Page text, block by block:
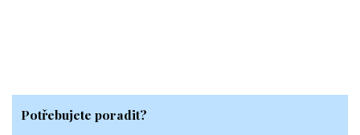
Potřebujete poradit?